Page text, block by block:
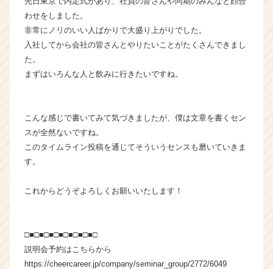
ト
ア
ャ
（C
e
a
わせをしました。
非常にノリのいい人ばかりで大盛り上がりでした。
入社してから会社の皆さんとやりたいことがたくさんできまし
た。
まずはいろんな人と飲みに行きたいですね。
こんな感じで書いてみて気づきましたが、僕は文章を書くセン
スが全然ないですね。
このタイムライン投稿を通じてそういうセンスも磨いていきま
す。
これからどうぞよろしくお願いいたします！
□■□■□■□■□■□■□■□
説明会予約はこちらから
https://cheercareer.jp/company/seminar_group/2772/6049